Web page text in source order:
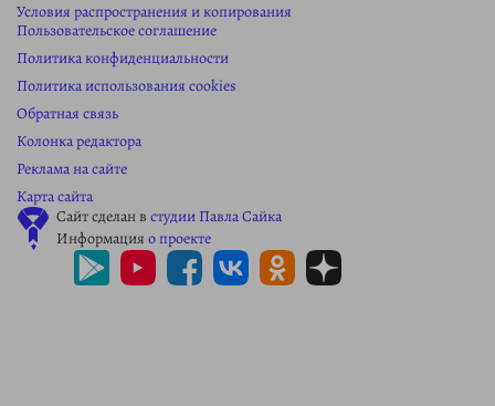
Условия распространения и копирования
Пользовательское соглашение
Политика конфиденциальности
Политика использования cookies
Обратная связь
Колонка редактора
Реклама на сайте
Карта сайта
Сайт сделан в студии Павла Сайка
Информация о проекте